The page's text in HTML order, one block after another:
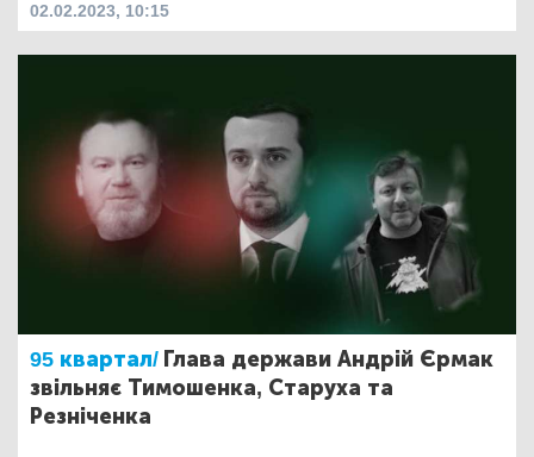
02.02.2023, 10:15
95 квартал/ Глава держави Андрій Єрмак
звільняє Тимошенка, Старуха та
Резніченка